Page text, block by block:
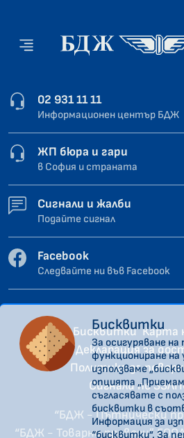
02 931 11 11
Информационен център БДЖ
ЖП бюра и гари
в София и страната
Сигнали и жалби
Подайте сигнал
Facebook
Следвайте ни във Facebook
Бисквитки Карта
Декларация за
Политика за
Сигнали по
“БДЖ - Пътнически
“БДЖ - Товарни превози”
Бисквитки
За осигуряване
функциониране на
използваме
опцията „Приемам
съгласявате с
бисквитки в
Информация за
“бисквитки”. За